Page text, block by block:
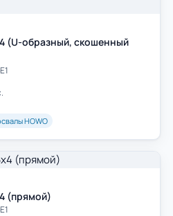
(U-образный, скошенный
HOWO
(прямой)